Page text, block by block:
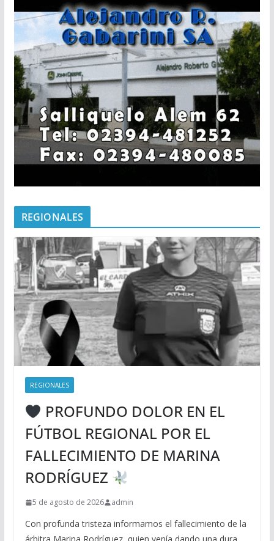
REGIONALES
REGIONALES
PROFUNDO DOLOR EN EL
FÚTBOL REGIONAL POR EL
FALLECIMIENTO DE MARINA
RODRÍGUEZ
5 de agosto de 2026 admin
Con profunda tristeza informamos el fallecimiento de la